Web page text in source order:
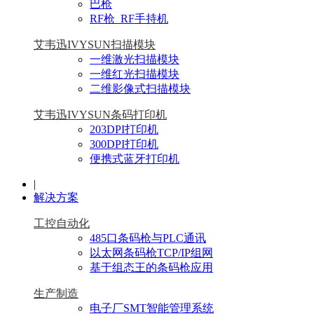
巴枪
RF枪_RF手持机
艾韦迅IVYSUN扫描模块
一维激光扫描模块
一维红光扫描模块
二维影像式扫描模块
艾韦迅IVYSUN条码打印机
203DPI打印机
300DPI打印机
便携式蓝牙打印机
|
解决方案
工控自动化
485口条码枪与PLC通讯
以太网条码枪TCP/IP组网
基于组态王的条码枪应用
生产制造
电子厂SMT智能管理系统